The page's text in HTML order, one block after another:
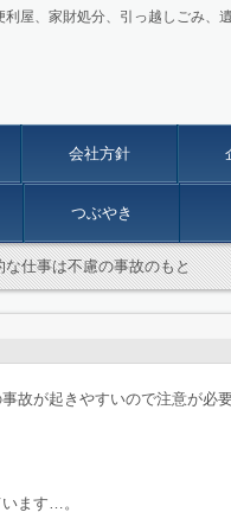
屋、家財処分、引っ越しごみ、
会社方針
つぶやき
な仕事は不慮の事故のもと
故が起きやすいので注意が必要
ます…。